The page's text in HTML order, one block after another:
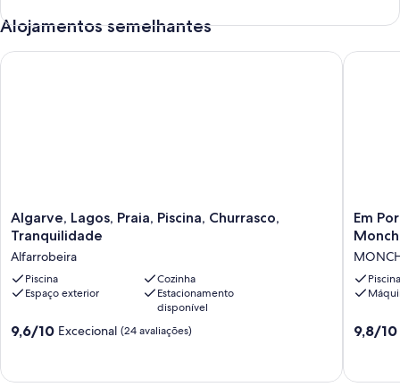
Alojamentos semelhantes
Algarve,
Lagos,
Piscina,
Churrasco,
Tranquilidade
Algarve, Lagos, Praia, Piscina, Churrasco,
Tranquilidade
Alfarrobeira
Piscina
Cozinha
Espaço exterior
Estacionamento
disponível
Pontuação
de
9,6/10 Excecional (24 avaliações)
Algarve, Lagos, Praia, Piscina, Churrasco, Tranquilidade
Em
Algarve,
Bonita
Vivenda
Em
Piscina
de
9,8/10
Em